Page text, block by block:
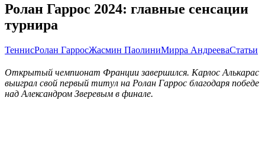
Ролан Гаррос 2024: главные сенсации
турнира
ТеннисРолан ГарросЖасмин ПаолиниМирра АндрееваСтатьи
Открытый чемпионат Франции завершился. Карлос Алькарас
выиграл свой первый титул на Ролан Гаррос благодаря победе
над Александром Зверевым в финале.